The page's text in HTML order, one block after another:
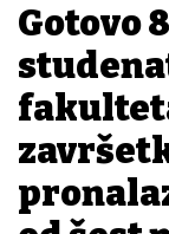
Gotovo